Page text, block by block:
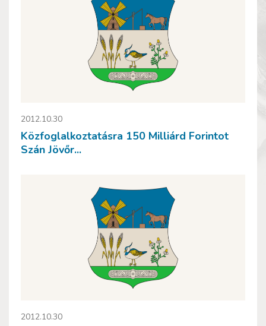
2012.10.30
Közfoglalkoztatásra 150 Milliárd Forintot
Szán Jövőr...
2012.10.30